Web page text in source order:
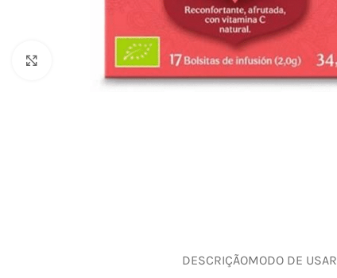
Click to enlarge
DESCRIÇÃOMODO DE USAR